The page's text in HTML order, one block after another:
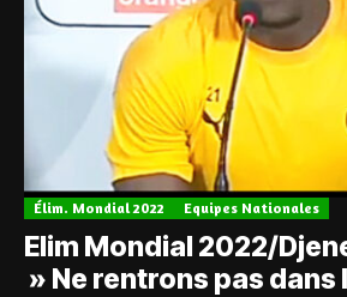
Élim. Mondial 2022 Equipes Nationales
Elim Mondial 2022/
» Ne rentrons pas dans